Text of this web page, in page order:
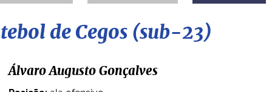
de Cegos (sub-23)
Álvaro Augusto Gonçalves